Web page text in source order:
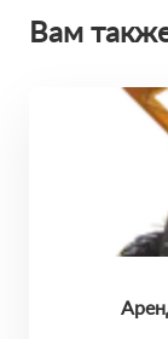
Вам